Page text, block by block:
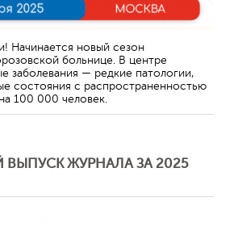
Начинается новый сезон
больнице. В центре
заболевания — редкие патологии,
состояния с распространенностью
100 000 человек.
ВЫПУСК ЖУРНАЛА ЗА 2025